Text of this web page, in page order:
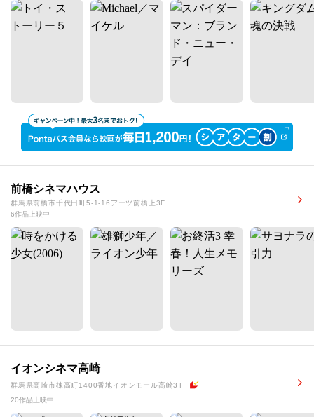
前橋シネマハウス
群馬県前橋市千代田町5-1-16アーツ前橋上3F
6作品上映中
イオンシネマ高崎
群馬県高崎市棟高町1400番地イオンモール高崎3Ｆ
20作品上映中